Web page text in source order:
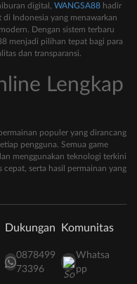
digital, WANGSA88 hadir
di Indonesia yang menawarkan
Dengan sistem terbaru
menjadi pilihan tepat bagi para
dan transparansi.
Lengkap
populer yang dirancang
pengguna. Semua game
menggunakan teknologi terkini
cepat, serta hasil permainan yang
Dukungan
0878499
73396
Komunitas
Whatsa
pp